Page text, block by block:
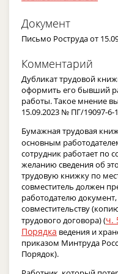
Документ
Письмо Роструда от
Комментарий
Дубликат трудовой
оформить его бывший
работы. Такое мнение
15.09.2023 № ПГ/19097-6-
Бумажная трудовая
основным
сотрудник работает по
желанию сведения об
трудовую книжку по
совместитель должен
работодателю
совместительству
трудового договора) (ч.
Порядка ведения и
приказом Минтруда
Порядок).